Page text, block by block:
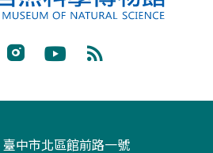
閱
中市北區館前路一號